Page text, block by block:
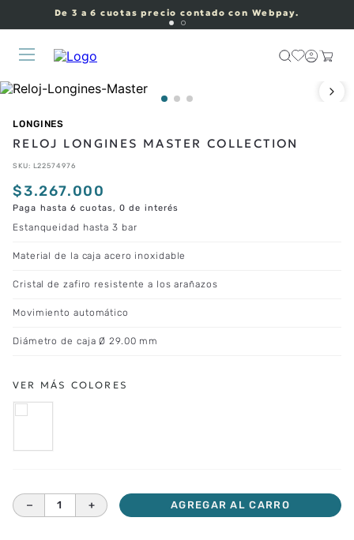
De 3 a 6 cuotas precio contado con Webpay.
LONGINES
RELOJ LONGINES MASTER COLLECTION
SKU: L22574976
$3.267.000
Paga hasta 6 cuotas, 0 de interés
Estanqueidad hasta 3 bar
Material de la caja acero inoxidable
Cristal de zafiro resistente a los arañazos
Movimiento automático
Diámetro de caja Ø 29.00 mm
＋
－ AGREGAR AL CARRO